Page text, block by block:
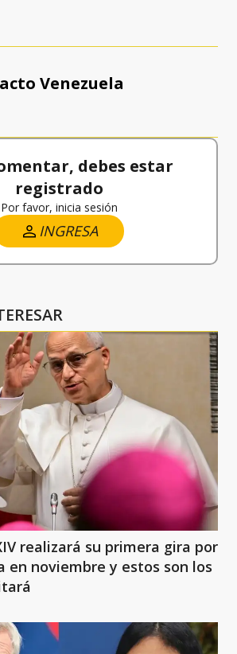
Venezuela
debes estar
registrado
Por favor, inicia sesión
INGRESA
realizará su primera gira por
en noviembre y estos son los